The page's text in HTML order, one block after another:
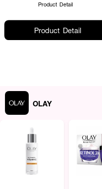
Product Detail
Product Detail
OLAY